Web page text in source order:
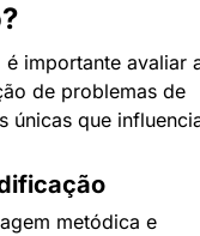
é importante avaliar
de problemas de
únicas que
metódica e